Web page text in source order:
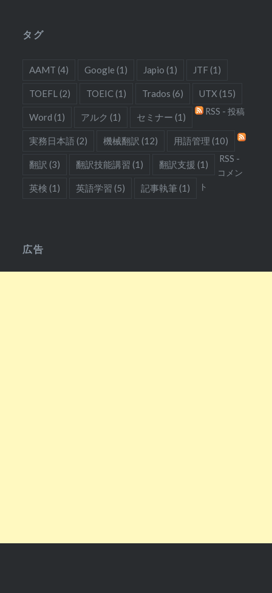
タグ
AAMT (4) Google (1) Japio (1) JTF(1)
TOEFL (2) TOEIC(1) Trados (6) UTX (15)
Word (1) アルク (1) セミナー (1)
実務日本語 (2) 機械翻訳 (12) 用語管理 (10)
翻訳 (3) 翻訳技能講習 (1) 翻訳支援 (1)
英検 (1) 英語学習 (5) 記事執筆(1)
RSS - 投稿
RSS -
コメン
ト
広告